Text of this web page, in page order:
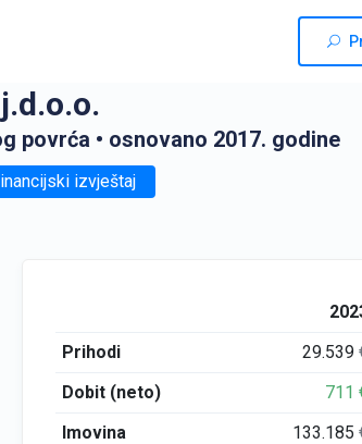
povrća • osnovano 2017. godine
izvještaj
Prihodi
29.539
Dobit (neto)
711
Imovina
133.185